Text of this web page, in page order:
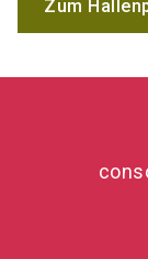
Zum